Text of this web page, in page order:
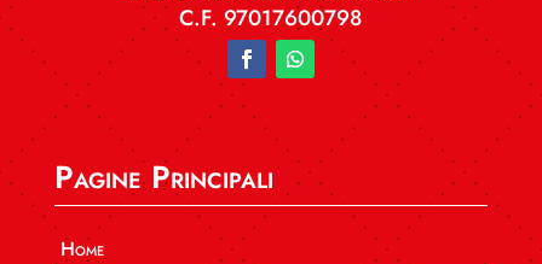
C.F. 97017600798
Pagine Principali
Home